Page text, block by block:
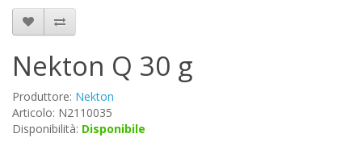
Nekton Q 30 g
Produttore: Nekton
Articolo: N2110035
Disponibilità: Disponibile